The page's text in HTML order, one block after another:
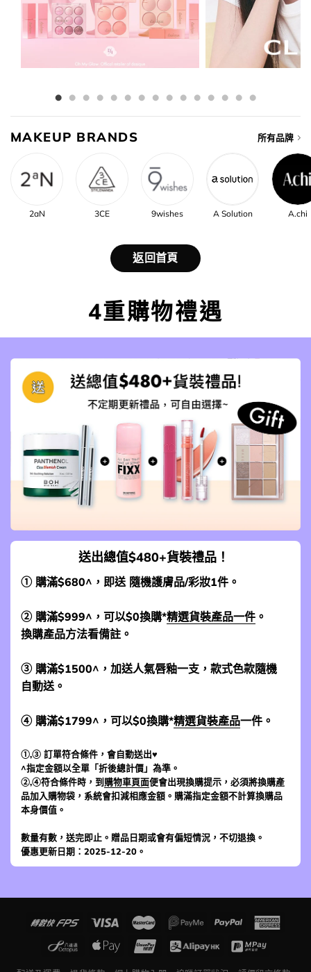
MAKEUP BRANDS 所有品牌
2aN 3CE 9wishes A Solution A.chi
返回首頁
4重購物禮遇
送出總值$480+貨裝禮品！
① 購滿$680^，即送 隨機護膚品/彩妝1件。
② 購滿$999^，可以$0換購*精選貨裝產品一件 。
換購產品方法看備註。
③ 購滿$1500^，加送人氣唇釉一支，款式色款隨機
自動送。
④ 購滿$1799^，可以$0換購*精選貨裝產品一件。
①,③ 訂單符合條件，會自動送出♥
^指定金額以全單「折後總計價」為準。
②,④符合條件時，到 購物車頁面便會出現換購提示，必須將換購產
品加入購物袋，系統會扣減相應金額。購滿指定金額不計算換購品
本身價值。
數量有數，送完即止。贈品日期或會有偏短情況，不切退換。
優惠更新日期：2025-12-20。